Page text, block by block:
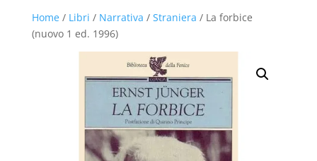
Home/ Libri / Narrativa / Straniera / La forbice
(nuovo 1 ed. 1996)